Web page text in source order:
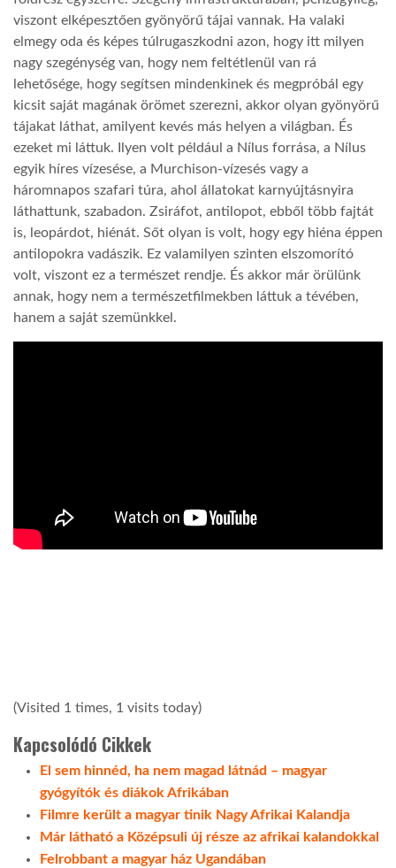
viszont elképesztően gyönyörű tájai vannak. Ha valaki
elmegy oda és képes túlrugaszkodni azon, hogy itt milyen
nagy szegénység van, hogy nem feltétlenül van rá
lehetősége, hogy segítsen mindenkinek és megpróbál egy
kicsit saját magának örömet szerezni, akkor olyan gyönyörű
tájakat láthat, amilyent kevés más helyen a világban. És
ezeket mi láttuk. Ilyen volt például a Nílus forrása, a Nílus
egyik híres vízesése, a Murchison-vízesés vagy a
háromnapos szafari túra, ahol állatokat karnyújtásnyira
láthattunk, szabadon. Zsiráfot, antilopot, ebből több fajtát
is, leopárdot, hiénát. Sőt olyan is volt, hogy egy hiéna éppen
antilopokra vadászik. Ez valamilyen szinten elszomorító
volt, viszont ez a természet rendje. És akkor már örülünk
annak, hogy nem a természetfilmekben láttuk a tévében,
hanem a saját szemünkkel.
(Visited 1 times, 1 visits today)
Kapcsolódó Cikkek
El sem hinnéd, ha nem magad látnád – magyar
gyógyítók és diákok Afrikában
Filmre került a magyar tinik Nagy Afrikai Kalandja
Már látható a Középsuli új része az afrikai kalandokkal
Felrobbant a magyar ház Ugandában